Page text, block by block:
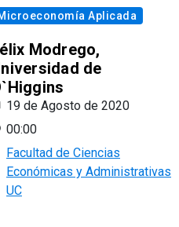
Aplicada
Modrego,
de
19 de Agosto de 2020
00:00
Facultad de Ciencias
Económicas y Administrativas
UC